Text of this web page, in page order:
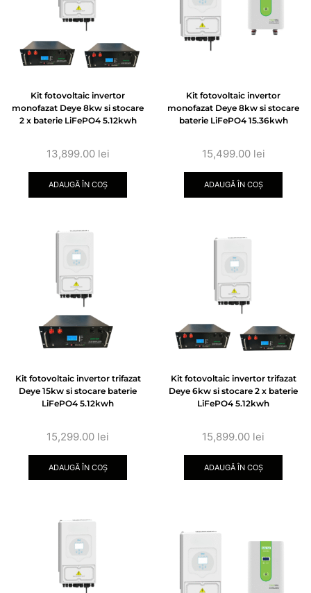
Kit fotovoltaic invertor
monofazat Deye 8kw si stocare
2 x baterie LiFePO4 5.12kwh
13,899.00 lei
ADAUGĂ ÎN COȘ
Kit fotovoltaic invertor
monofazat Deye 8kw si stocare
baterie LiFePO4 15.36kwh
15,499.00 lei
ADAUGĂ ÎN COȘ
Kit fotovoltaic invertor trifazat
Deye 15kw si stocare baterie
LiFePO4 5.12kwh
15,299.00 lei
ADAUGĂ ÎN COȘ
Kit fotovoltaic invertor trifazat
Deye 6kw si stocare 2 x baterie
LiFePO4 5.12kwh
15,899.00 lei
ADAUGĂ ÎN COȘ